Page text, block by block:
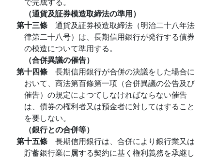
（通貨及証券模造取締法の準用）
第十三條 通貨及証券模造取締法（明治二十八年法
律第二十八号）は、長期信用銀行が発行する債券
の模造について準用する。
（合併異議の催告）
第十四條 長期信用銀行が合併の決議をした場合に
おいて、商法第百條第一項（合併異議の公告及び
催告）の規定によつてしなければならない催告
は、債券の権利者又は預金者に対してはすること
を要しない。
（銀行との合併等）
第十五條 長期信用銀行は、合併により銀行業又は
貯蓄銀行業に属する契約に基く権利義務を承継し